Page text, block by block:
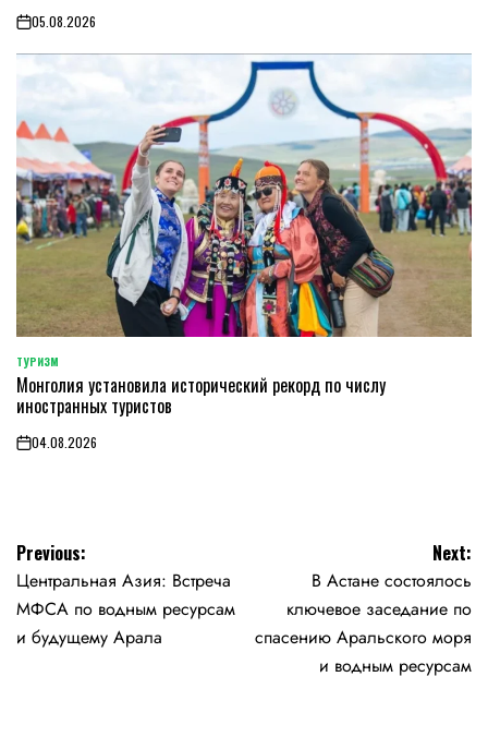
on05.08.2026
POSTED
IN
ТУРИЗМ
Монголия установила исторический рекорд по числу
иностранных туристов
on04.08.2026
Навигация
по
записям
Previous:
Центральная Азия: Встреча
МФСА по водным ресурсам
и будущему Арала
Next:
В Астане состоялось
ключевое заседание по
спасению Аральского моря
и водным ресурсам